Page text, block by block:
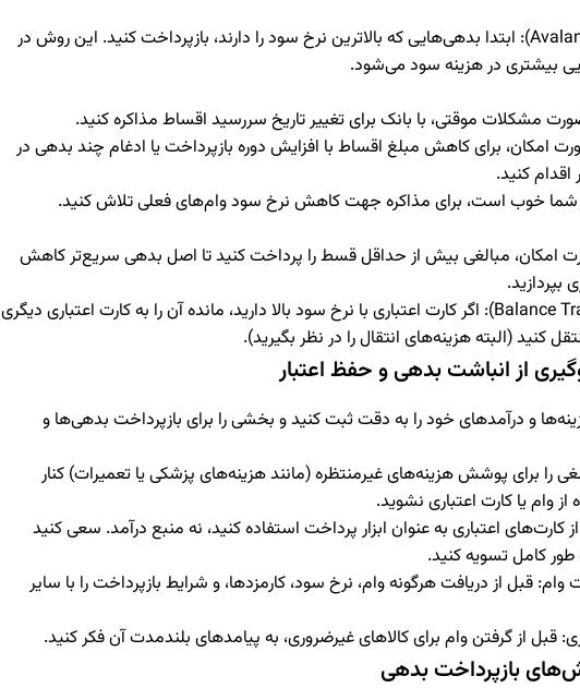
): ابتدا بدهی‌هایی که بالاترین نرخ سود را دارند، بازپرداخت کنید. این روش در
بیشتری در هزینه سود می‌شود.
مشکلات موقتی، با بانک برای تغییر تاریخ سررسید اقساط مذاکره کنید.
امکان، برای کاهش مبلغ اقساط با افزایش دوره بازپرداخت یا ادغام چند بدهی در
کنید.
شما خوب است، برای مذاکره جهت کاهش نرخ سود وام‌های فعلی تلاش کنید.
امکان، مبالغی بیش از حداقل قسط را پرداخت کنید تا اصل بدهی سریع‌تر کاهش
Balance
): اگر کارت اعتباری با نرخ سود بالا دارید، مانده آن را به کارت اعتباری دیگری
کنید (البته هزینه‌های انتقال را در نظر بگیرید).
از انباشت بدهی و حفظ اعتبار
و درآمدهای خود را به دقت ثبت کنید و بخشی را برای بازپرداخت بدهی‌ها و
را برای پوشش هزینه‌های غیرمنتظره (مانند هزینه‌های پزشکی یا تعمیرات) کنار
از وام یا کارت اعتباری نشوید.
از کارت‌های اعتباری به عنوان ابزار پرداخت استفاده کنید، نه منبع درآمد. سعی کنید
طور کامل تسویه کنید.
وام: قبل از دریافت هرگونه وام، نرخ سود، کارمزدها، و شرایط بازپرداخت را با سایر
قبل از گرفتن وام برای کالاهای غیرضروری، به پیامدهای بلندمدت آن فکر کنید.
بازپرداخت بدهی